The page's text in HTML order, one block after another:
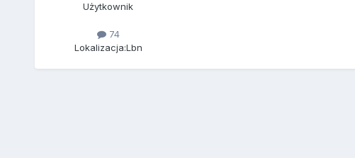
Użytkownik
74
Lokalizacja:Lbn